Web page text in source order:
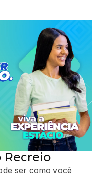
Recreio
ser como você